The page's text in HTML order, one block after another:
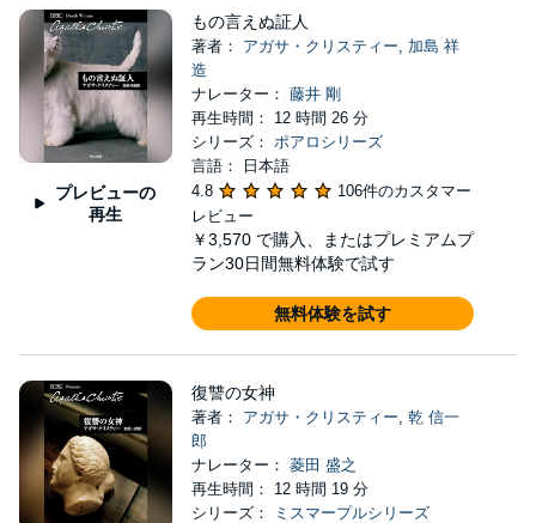
プレビューの
再生
もの言えぬ証人
著者： アガサ・クリスティー, 加島 祥
造
ナレーター： 藤井 剛
再生時間： 12 時間 26 分
シリーズ： ポアロシリーズ
言語： 日本語
4.8
106件のカスタマー
レビュー
￥3,570 で購入、またはプレミアムプ
ラン30日間無料体験で試す
無料体験を試す
復讐の女神
著者： アガサ・クリスティー, 乾 信一
郎
ナレーター： 菱田 盛之
再生時間： 12 時間 19 分
シリーズ：
ミスマープルシリーズ